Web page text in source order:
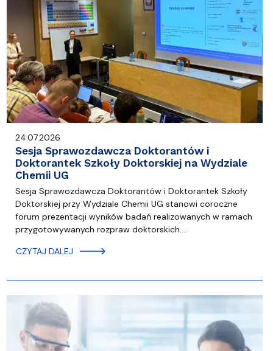
24.07.2026
Sesja Sprawozdawcza Doktorantów i
Doktorantek Szkoły Doktorskiej na Wydziale
Chemii UG
Sesja Sprawozdawcza Doktorantów i Doktorantek Szkoły
Doktorskiej przy Wydziale Chemii UG stanowi coroczne
forum prezentacji wyników badań realizowanych w ramach
przygotowywanych rozpraw doktorskich.…
CZYTAJ DALEJ